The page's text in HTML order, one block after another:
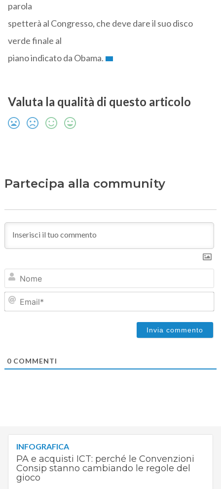
parola
spetterà al Congresso, che deve dare il suo disco
verde finale al
piano indicato da Obama.
Valuta la qualità di questo articolo
Partecipa alla community
0COMMENTI
INFOGRAFICA
PA e acquisti ICT: perché le Convenzioni
Consip stanno cambiando le regole del
gioco